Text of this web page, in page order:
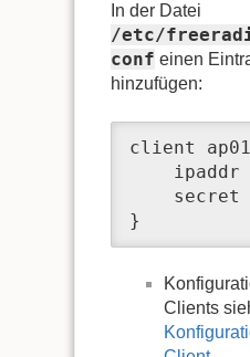
In der Datei
/etc/
conf einen
hinzufügen:
client
ipaddr
secret
}
Clients